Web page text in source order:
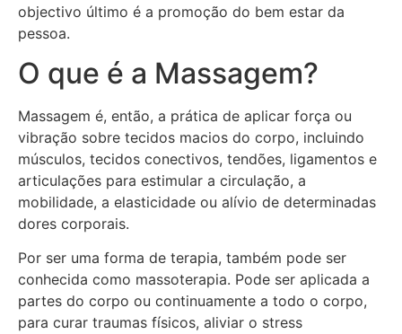
objectivo último é a promoção do bem estar da
pessoa.
O que é a Massagem?
Massagem é, então, a prática de aplicar força ou
vibração sobre tecidos macios do corpo, incluindo
músculos, tecidos conectivos, tendões, ligamentos e
articulações para estimular a circulação, a
mobilidade, a elasticidade ou alívio de determinadas
dores corporais.
Por ser uma forma de terapia, também pode ser
conhecida como massoterapia. Pode ser aplicada a
partes do corpo ou continuamente a todo o corpo,
para curar traumas físicos, aliviar o stress